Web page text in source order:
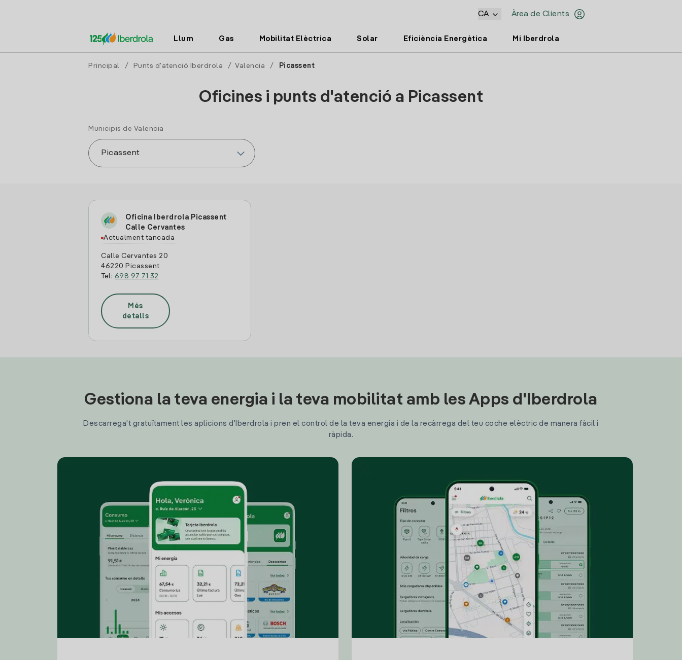
Àrea de Clients
CA
Llum Gas Mobilitat Elèctrica Solar Eficiència Energètica Mi Iberdrola
Principal / Punts d'atenció Iberdrola / Valencia / Picassent
Oficines i punts d'atenció a Picassent
Municipis de Valencia
Oficina Iberdrola Picassent
Calle Cervantes
Actualment tancada
Calle Cervantes 20
46220 Picassent
Tel: 698 97 71 32
Més
detalls
Gestiona la teva energia i la teva mobilitat amb les Apps d'Iberdrola
Descarrega't gratuïtament les aplicions d'Iberdrola i pren el control de la teva energia i de la recàrrega del teu coche elèctric de manera fàcil i
ràpida.